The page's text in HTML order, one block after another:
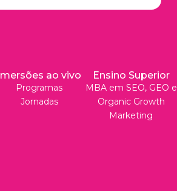
Imersões ao vivo
Programas
Jornadas
Ensino Superior
MBA em SEO, GEO e
Organic Growth
Marketing